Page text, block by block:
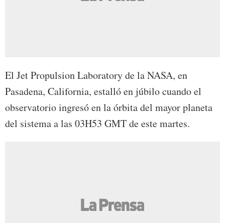
El Jet Propulsion Laboratory de la NASA, en
Pasadena, California, estalló en júbilo cuando el
observatorio ingresó en la órbita del mayor planeta
del sistema a las 03H53 GMT de este martes.